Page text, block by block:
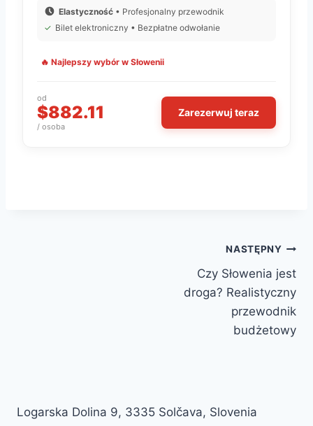
Elastyczność • Profesjonalny przewodnik
✓ Bilet elektroniczny • Bezpłatne odwołanie
🔥 Najlepszy wybór w Słowenii
od
$882.11
/ osoba
Zarezerwuj teraz
NASTĘPNY
Czy Słowenia jest
droga? Realistyczny
przewodnik
budżetowy
Logarska Dolina 9, 3335 Solčava, Slovenia